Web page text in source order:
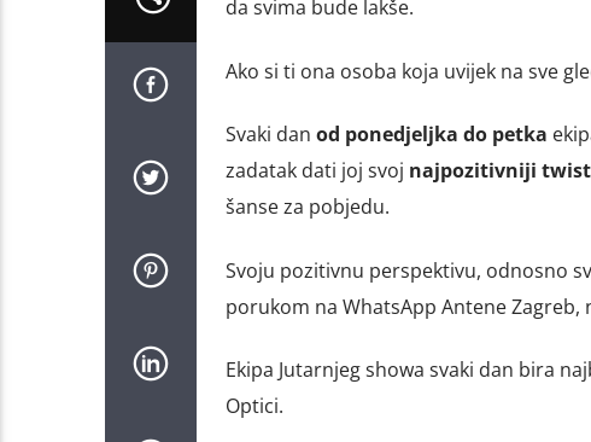
da svima bude lakše.
Ako si ti ona osoba koja uvijek na sve
Svaki dan od ponedjeljka do petka
zadatak dati joj svoj najpozitivniji twist
šanse za pobjedu.
Svoju pozitivnu perspektivu, odnosno
porukom na WhatsApp Antene Zagreb,
Ekipa Jutarnjeg showa svaki dan bira
Optici.